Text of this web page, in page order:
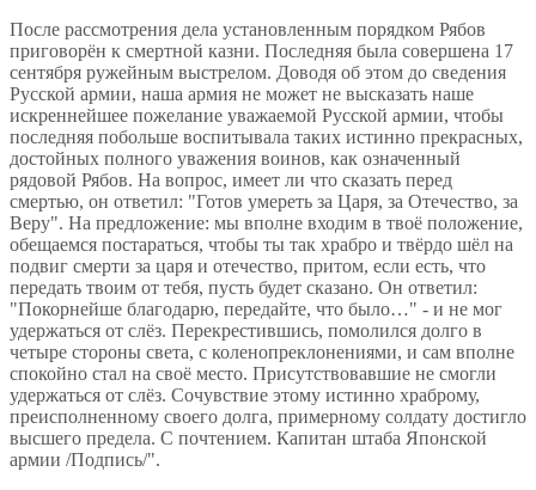
После рассмотрения дела установленным порядком Рябов
приговорён к смертной казни. Последняя была совершена 17
сентября ружейным выстрелом. Доводя об этом до сведения
Русской армии, наша армия не может не высказать наше
искреннейшее пожелание уважаемой Русской армии, чтобы
последняя побольше воспитывала таких истинно прекрасных,
достойных полного уважения воинов, как означенный
рядовой Рябов. На вопрос, имеет ли что сказать перед
смертью, он ответил: "Готов умереть за Царя, за Отечество, за
Веру". На предложение: мы вполне входим в твоё положение,
обещаемся постараться, чтобы ты так храбро и твёрдо шёл на
подвиг смерти за царя и отечество, притом, если есть, что
передать твоим от тебя, пусть будет сказано. Он ответил:
"Покорнейше благодарю, передайте, что было…" - и не мог
удержаться от слёз. Перекрестившись, помолился долго в
четыре стороны света, с коленопреклонениями, и сам вполне
спокойно стал на своё место. Присутствовавшие не смогли
удержаться от слёз. Сочувствие этому истинно храброму,
преисполненному своего долга, примерному солдату достигло
высшего предела. С почтением. Капитан штаба Японской
армии /Подпись/".